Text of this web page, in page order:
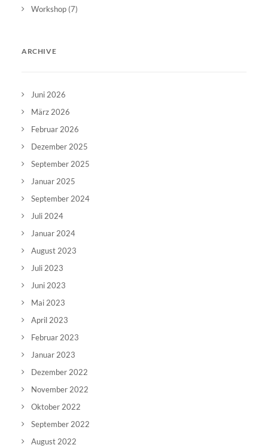
Workshop (7)
ARCHIVE
Juni 2026
März 2026
Februar 2026
Dezember 2025
September 2025
Januar 2025
September 2024
Juli 2024
Januar 2024
August 2023
Juli 2023
Juni 2023
Mai 2023
April 2023
Februar 2023
Januar 2023
Dezember 2022
November 2022
Oktober 2022
September 2022
August 2022